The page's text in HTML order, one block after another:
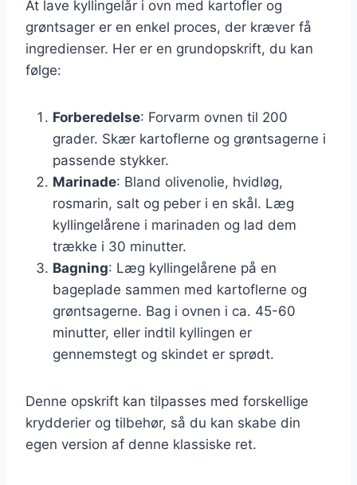
At lave kyllingelår i ovn med kartofler og
grøntsager er en enkel proces, der kræver få
ingredienser. Her er en grundopskrift, du kan
følge:
Forberedelse: Forvarm ovnen til 200
grader. Skær kartoflerne og grøntsagerne i
passende stykker.
Marinade: Bland olivenolie, hvidløg,
rosmarin, salt og peber i en skål. Læg
kyllingelårene i marinaden og lad dem
trække i 30 minutter.
Bagning: Læg kyllingelårene på en
bageplade sammen med kartoflerne og
grøntsagerne. Bag i ovnen i ca. 45-60
minutter, eller indtil kyllingen er
gennemstegt og skindet er sprødt.
Denne opskrift kan tilpasses med forskellige
krydderier og tilbehør, så du kan skabe din
egen version af denne klassiske ret.